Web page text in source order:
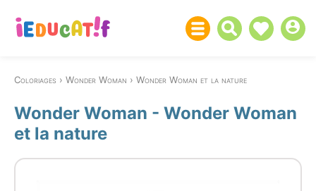
Coloriages Wonder Woman Wonder Woman et la nature
Wonder Woman - Wonder Woman
et la nature